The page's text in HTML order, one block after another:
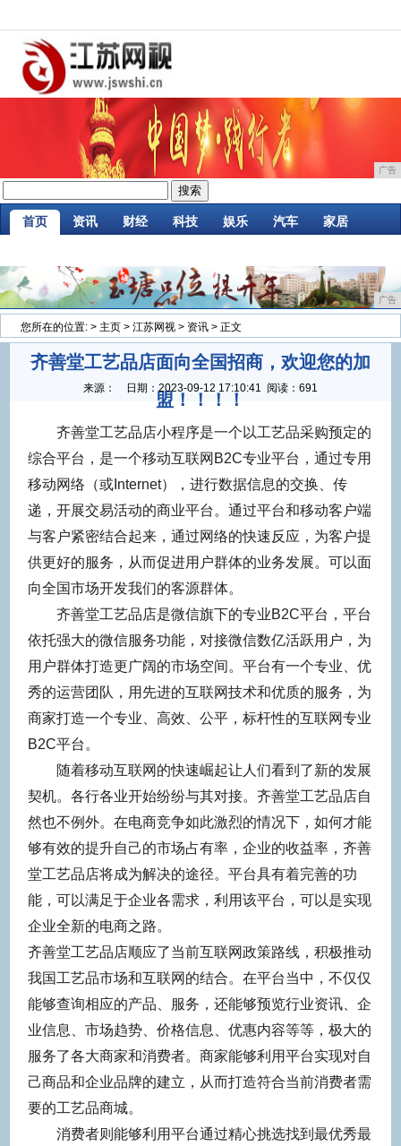
广告
首页 资讯 财经 科技 娱乐 汽车 家居
广告
您所在的位置: > 主页 > 江苏网视 > 资讯 > 正文
齐善堂工艺品店面向全国招商，欢迎您的加
盟！！！！
来源： 日期： 2023-09-12 17:10:41 阅读：691
齐善堂工艺品店小程序是一个以工艺品采购预定的
综合平台，是一个移动互联网B2C专业平台，通过专用
移动网络（或Internet），进行数据信息的交换、传
递，开展交易活动的商业平台。通过平台和移动客户端
与客户紧密结合起来，通过网络的快速反应，为客户提
供更好的服务，从而促进用户群体的业务发展。可以面
向全国市场开发我们的客源群体。
齐善堂工艺品店是微信旗下的专业B2C平台，平台
依托强大的微信服务功能，对接微信数亿活跃用户，为
用户群体打造更广阔的市场空间。平台有一个专业、优
秀的运营团队，用先进的互联网技术和优质的服务，为
商家打造一个专业、高效、公平，标杆性的互联网专业
B2C平台。
随着移动互联网的快速崛起让人们看到了新的发展
契机。各行各业开始纷纷与其对接。 齐善堂工艺品店自
然也不例外。在电商竞争如此激烈的情况下，如何才能
够有效的提升自己的市场占有率，企业的收益率， 齐善
堂工艺品店将成为解决的途径。平台具有着完善的功
能，可以满足于企业各需求，利用该平台，可以是实现
企业全新的电商之路。
齐善堂工艺品店顺应了当前互联网政策路线，积极推动
我国 工艺品市场和互联网的结合。在平台当中，不仅仅
能够查询相应的产品、服务，还能够预览行业资讯、企
业信息、市场趋势、价格信息、优惠内容等等，极大的
服务了各大商家和消费者。商家能够利用平台实现对自
己商品和企业品牌的建立，从而打造符合当前消费者需
要的工艺品商城。
消费者则能够利用平台通过精心挑选找到最优秀最